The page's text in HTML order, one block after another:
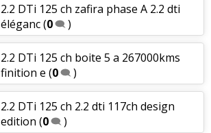
2.2 DTi 125 ch zafira phase A 2.2 dti
éléganc(0 )
2.2 DTi 125 ch boite 5 a 267000kms
finition e (0 )
2.2 DTi 125 ch 2.2 dti 117ch design
edition (0 )